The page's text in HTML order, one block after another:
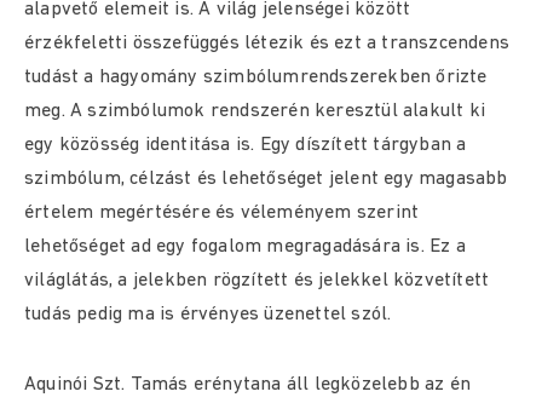
alapvető elemeit is. A világ jelenségei között
érzékfeletti összefüggés létezik és ezt a transzcendens
tudást a hagyomány szimbólumrendszerekben őrizte
meg. A szimbólumok rendszerén keresztül alakult ki
egy közösség identitása is. Egy díszített tárgyban a
szimbólum, célzást és lehetőséget jelent egy magasabb
értelem megértésére és véleményem szerint
lehetőséget ad egy fogalom megragadására is. Ez a
világlátás, a jelekben rögzített és jelekkel közvetített
tudás pedig ma is érvényes üzenettel szól.
Aquinói Szt. Tamás erénytana áll legközelebb az én